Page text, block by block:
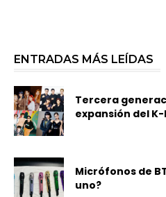
ENTRADAS MÁS LEÍDAS
Tercera
expansión del K-
Micrófonos de
uno?